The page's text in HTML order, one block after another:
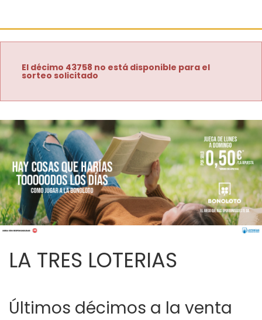
El décimo 43758 no está disponible para el
sorteo solicitado
LA TRES LOTERIAS
Últimos décimos a la venta